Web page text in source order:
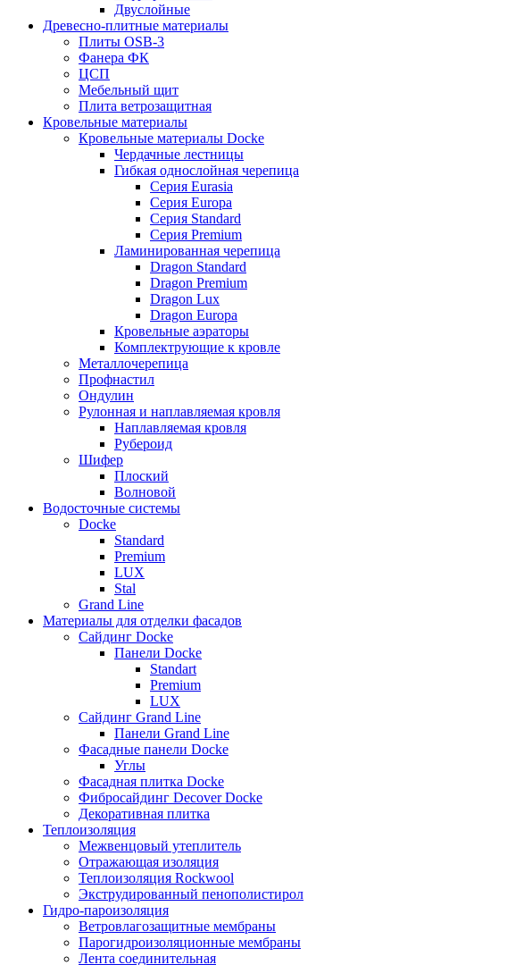
Двуслойные
Древесно-плитные материалы
Плиты OSB-3
Фанера ФК
ЦСП
Мебельный щит
Плита ветрозащитная
Кровельные материалы
Кровельные материалы Docke
Чердачные лестницы
Гибкая однослойная черепица
Серия Eurasia
Серия Europa
Серия Standard
Серия Premium
Ламинированная черепица
Dragon Standard
Dragon Premium
Dragon Lux
Dragon Europa
Кровельные аэраторы
Комплектрующие к кровле
Металлочерепица
Профнастил
Ондулин
Рулонная и наплавляемая кровля
Наплавляемая кровля
Рубероид
Шифер
Плоский
Волновой
Водосточные системы
Docke
Standard
Premium
LUX
Stal
Grand Line
Материалы для отделки фасадов
Сайдинг Docke
Панели Docke
Standart
Premium
LUX
Сайдинг Grand Line
Панели Grand Line
Фасадные панели Docke
Углы
Фасадная плитка Docke
Фибросайдинг Decover Docke
Декоративная плитка
Теплоизоляция
Межвенцовый утеплитель
Отражающая изоляция
Теплоизоляция Rockwool
Экструдированный пенополистирол
Гидро-пароизоляция
Ветровлагозащитные мембраны
Парогидроизоляционные мембраны
Лента соединительная